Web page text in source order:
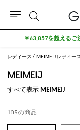
レディース MEIMEIJ レディース
MEIMEIJ
すべて表示 MEIMEIJ
105の商品
検
索
アウト